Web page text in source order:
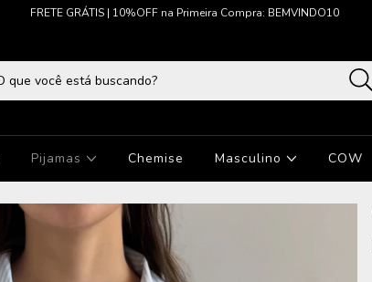
FRETE GRÁTIS | 10%OFF na Primeira Compra: BEMVINDO10
Pijamas Chemise Masculino COW